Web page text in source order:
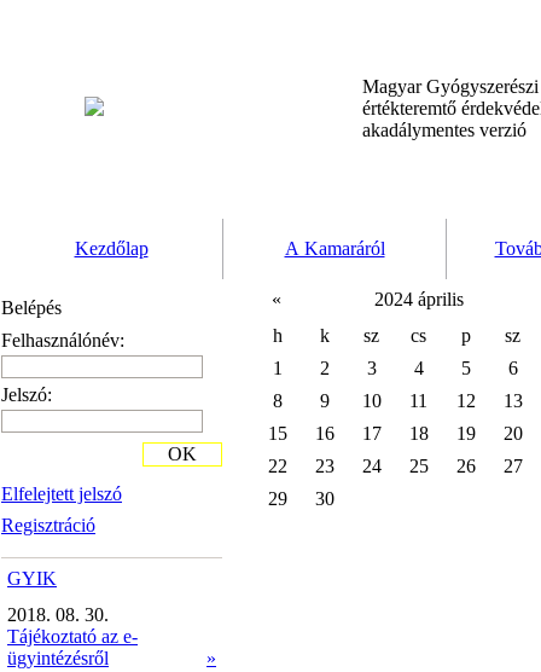
Magyar
értékteremtő
akadálymentes verzió
Kezdőlap A Kamaráról
Belépés
Felhasználónév:
Jelszó:
Elfelejtett jelszó
Regisztráció
OK
GYIK
2018. 08. 30.
Tájékoztató az e-
ügyintézésről
»
«
2024 április
h
k sz cs p
sz
1
2 3 4 5
6
8
9 10 11 12
13
15
16 17 18 19
20
22
23 24 25 26
27
29
30